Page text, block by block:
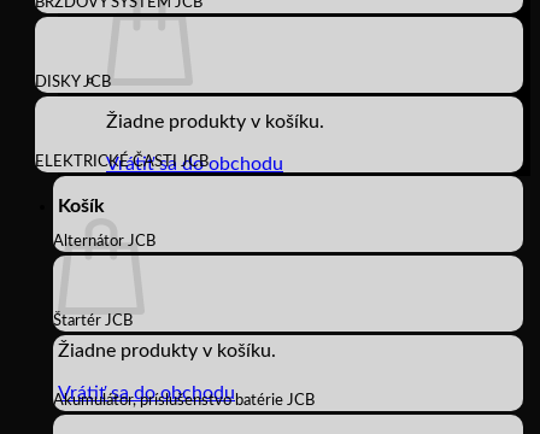
Žiadne produkty v košíku.
Vrátiť sa do obchodu
Košík
Žiadne produkty v košíku.
Vrátiť sa do obchodu
DISKY JCB
ELEKTRICKÉ ČASTI JCB
Alternátor JCB
Štartér JCB
Akumulátor, príslušenstvo batérie JCB